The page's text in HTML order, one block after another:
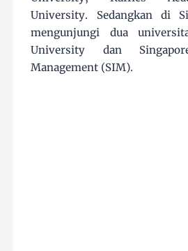
University. Sedangkan di
mengunjungi dua
University dan
Management (SIM).